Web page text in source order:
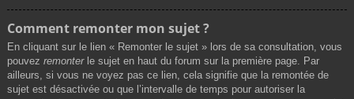
Comment remonter mon sujet ?
En cliquant sur le lien « Remonter le sujet » lors de sa consultation, vous
pouvez remonterle sujet en haut du forum sur la première page. Par
ailleurs, si vous ne voyez pas ce lien, cela signifie que la remontée de
sujet est désactivée ou que l’intervalle de temps pour autoriser la